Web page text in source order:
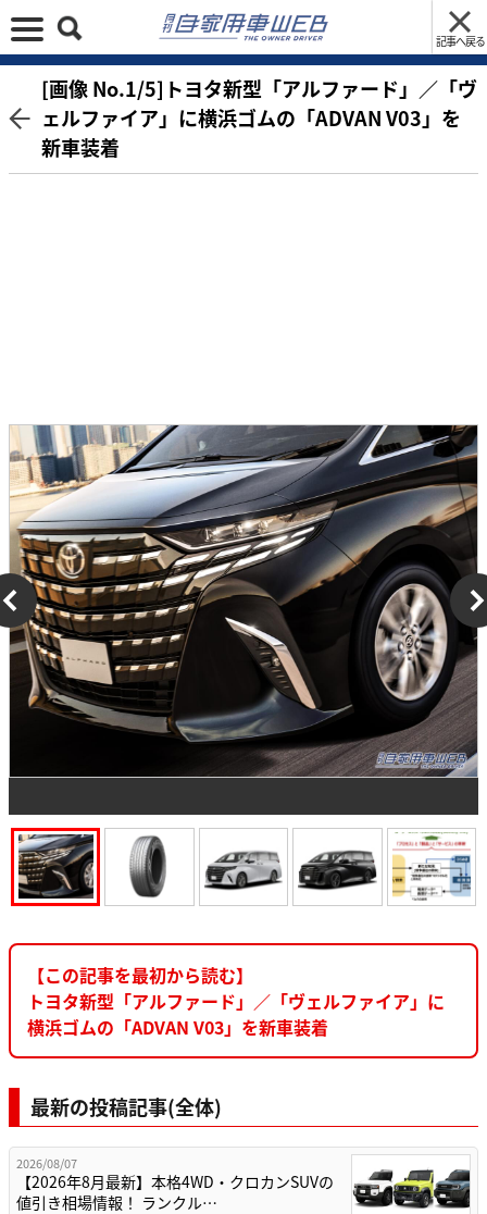
記事へ戻る
[画像 No.1/5]トヨタ新型「アルファード」／「ヴ
ェルファイア」に横浜ゴムの「ADVAN V03」を
新車装着
【この記事を最初から読む】
トヨタ新型「アルファード」／「ヴェルファイア」に
横浜ゴムの「ADVAN V03」を新車装着
最新の投稿記事(全体)
2026/08/07
【2026年8月最新】本格4WD・クロカンSUVの
値引き相場情報！ ランクル…